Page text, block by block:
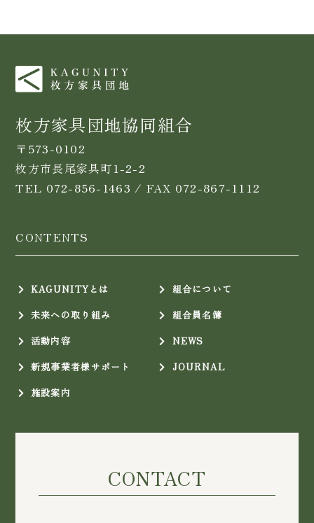
枚方家具団地協同組合
〒573-0102
枚方市長尾家具町1-2-2
TEL 072-856-1463 / FAX 072-867-1112
CONTENTS
KAGUNITYとは
未来への取り組み
活動内容
新規事業者様サポート
施設案内
組合について
組合員名簿
NEWS
JOURNAL
CONTACT